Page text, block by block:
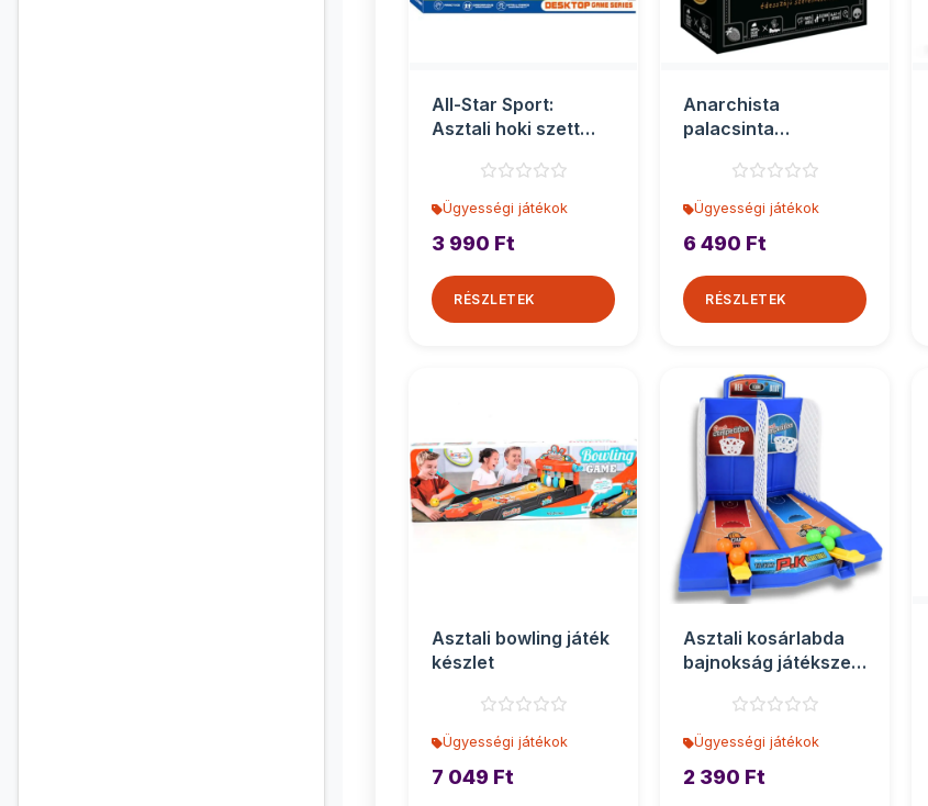
All-Star Sport:
Asztali hoki szett
Ügyességi játékok
3 990 Ft
RÉSZLETEK
Anarchista
palacsinta
Ügyességi játékok
6 490 Ft
RÉSZLETEK
Asztali bowling játék
készlet
Ügyességi játékok
7 049 Ft
Asztali kosárlabda
bajnokság játékszett
Ügyességi játékok
2 390 Ft